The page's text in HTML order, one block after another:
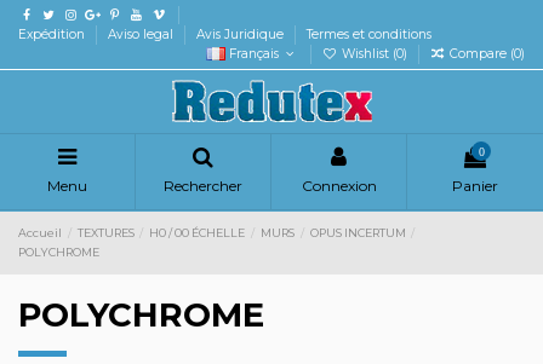
Expédition Aviso legal Avis Juridique
Termes et conditions
Français
Wishlist (0) Compare (0)
Menu Rechercher Connexion
0
Panier
Accueil TEXTURES H0 / 00 ÉCHELLE MURS
OPUS INCERTUM
POLYCHROME
POLYCHROME